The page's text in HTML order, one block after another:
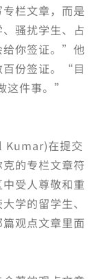
栏文章，而是
骚扰学生、占
给你签证。”他
百份签证。“目
这件事。”
Kumar)在提交
的专栏文章符
受人尊敬和重
学的留学生、
观点文章里面